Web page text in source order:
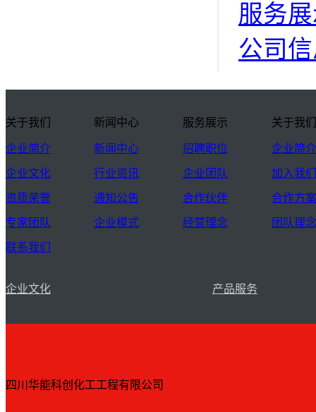
服务
公司
关于我们
企业简介
企业文化
资质荣誉
专家团队
联系我们
新闻中心
新闻中心
行业资讯
通知公告
企业模式
服务展示
招聘职位
企业团队
合作伙伴
经营理念
关于我们
企业简介
加入我们
合作方案
团队理念
企业文化 产品服务
四川华能科创化工工程有限公司